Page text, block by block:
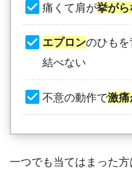
痛くて肩が挙が
エプロンのひも
結べない
不意の動作で激痛
一つでも当てはまった